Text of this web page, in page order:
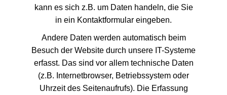
kann es sich z.B. um Daten handeln, die Sie
in ein Kontaktformular eingeben.
Andere Daten werden automatisch beim
Besuch der Website durch unsere IT-Systeme
erfasst. Das sind vor allem technische Daten
(z.B. Internetbrowser, Betriebssystem oder
Uhrzeit des Seitenaufrufs). Die Erfassung